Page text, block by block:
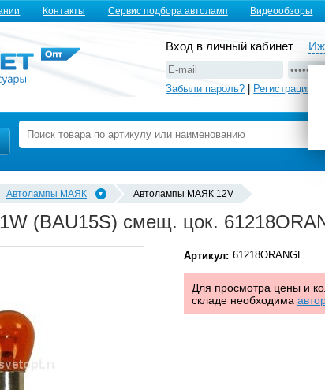
Контакты Сервис подбора автоламп Видеообзоры
Вход в личный кабинет
Забыли пароль? Регистрация
Автолампы MАЯК Автолампы MАЯК 12V
(BAU15S) смещ. цок.
Артикул: 61218ORANGE
Для просмотра цены и
складе необходима